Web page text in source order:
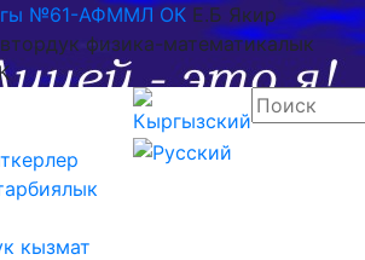
№61-АФММЛ ОК Е.Б Якир
физика-математикалык
кызмат